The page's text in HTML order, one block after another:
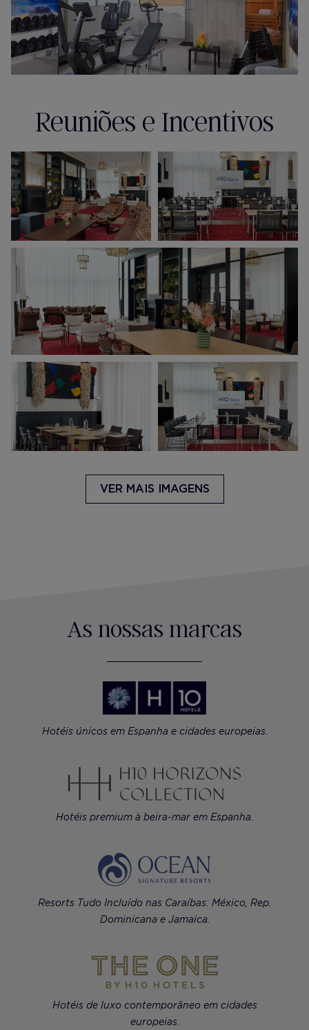
Reuniões e Incentivos
VER MAIS IMAGENS
As nossas marcas
Hotéis únicos em Espanha e cidades europeias.
Hotéis premium à beira-mar em Espanha.
Resorts Tudo Incluído nas Caraíbas: México, Rep.
Dominicana e Jamaica.
Hotéis de luxo contemporâneo em cidades
europeias.